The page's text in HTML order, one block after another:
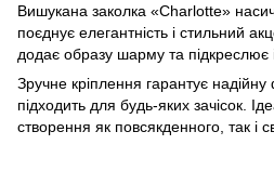
Вишукана заколка «Charlotte»
поєднує елегантність і стильний
додає образу шарму та підкреслює
Зручне кріплення гарантує надійну
підходить для будь-яких зачісок.
створення як повсякденного, так і